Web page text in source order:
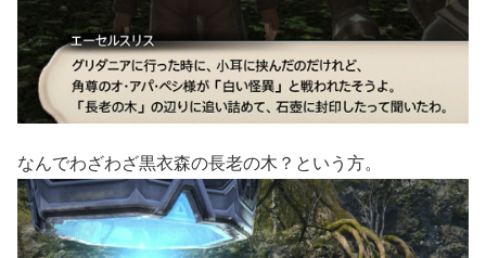
なんでわざわざ黒衣森の長老の木？という方。